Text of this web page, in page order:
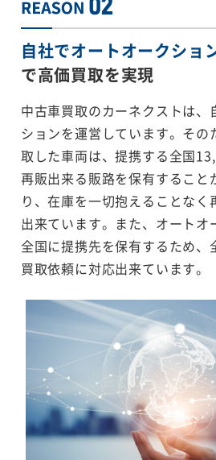
自社でオートオークショ
で高価買取を実現
中古車買取のカーネクストは、
ションを運営しています。その
取した車両は、提携する全国
再販出来る販路を保有すること
り、在庫を一切抱えることな
出来ています。また、オートオ
全国に提携先を保有するため、
買取依頼に対応出来ています。